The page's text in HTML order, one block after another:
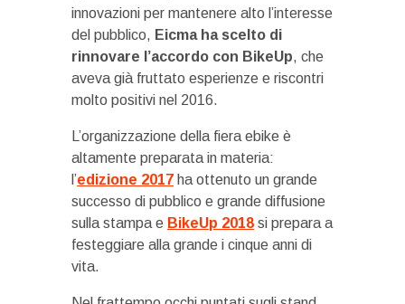
innovazioni per mantenere alto l’interesse
del pubblico, Eicma ha scelto di
rinnovare l’accordo con BikeUp, che
aveva già fruttato esperienze e riscontri
molto positivi nel 2016.
L’organizzazione della fiera ebike è
altamente preparata in materia:
l’edizione 2017 ha ottenuto un grande
successo di pubblico e grande diffusione
sulla stampa e BikeUp 2018 si prepara a
festeggiare alla grande i cinque anni di
vita.